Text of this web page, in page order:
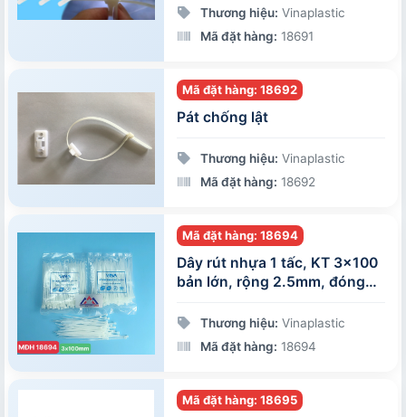
Thương hiệu: Vinaplastic
Mã đặt hàng: 18691
Mã đặt hàng: 18692
Pát chống lật
Thương hiệu: Vinaplastic
Mã đặt hàng: 18692
Mã đặt hàng: 18694
Dây rút nhựa 1 tấc, KT 3x100
bản lớn, rộng 2.5mm, đóng
Thương hiệu: Vinaplastic
Mã đặt hàng: 18694
Mã đặt hàng: 18695